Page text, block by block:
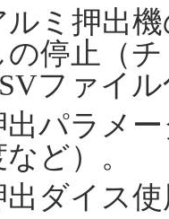
ルミ押出
の停止（
ファイ
出パラメ
など）。
出ダイス